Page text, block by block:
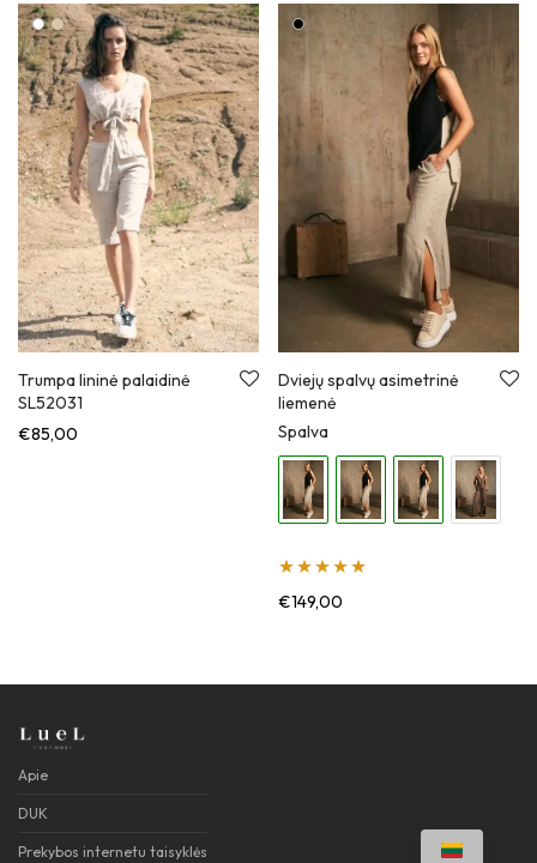
Trumpa lininė palaidinė
SL52031
€85,00
Dviejų spalvų asimetrinė
liemenė
Spalva
Įvertinimas:
€149,00
Apie
DUK
Prekybos internetu taisyklės